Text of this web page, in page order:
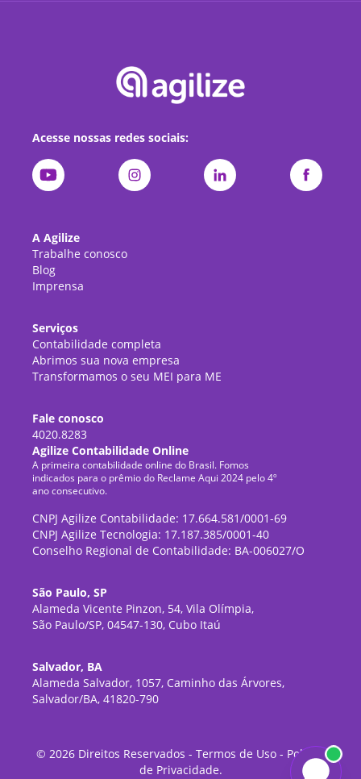
Acesse nossas redes sociais:
A Agilize
Trabalhe conosco
Blog
Imprensa
Serviços
Contabilidade completa
Abrimos sua nova empresa
Transformamos o seu MEI para ME
Fale conosco
4020.8283
Agilize Contabilidade Online
A primeira contabilidade online do Brasil. Fomos
indicados para o prêmio do Reclame Aqui 2024 pelo 4º
ano consecutivo.
CNPJ Agilize Contabilidade: 17.664.581/0001-69
CNPJ Agilize Tecnologia: 17.187.385/0001-40
Conselho Regional de Contabilidade: BA-006027/O
São Paulo, SP
Alameda Vicente Pinzon, 54, Vila Olímpia,
São Paulo/SP, 04547-130, Cubo Itaú
Salvador, BA
Alameda Salvador, 1057, Caminho das Árvores,
Salvador/BA, 41820-790
© 2026Direitos Reservados - Termos de Uso- Política
de Privacidade.